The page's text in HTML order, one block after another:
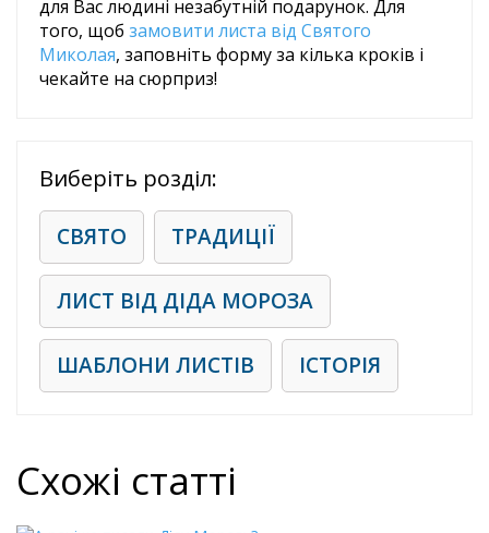
для Вас людині незабутній подарунок. Для
того, щоб замовити листа від Святого
Миколая, заповніть форму за кілька кроків і
чекайте на сюрприз!
Виберіть розділ:
СВЯТО ТРАДИЦІЇ
ЛИСТ ВІД ДІДА МОРОЗА
ШАБЛОНИ ЛИСТІВ ІСТОРІЯ
Схожі статті